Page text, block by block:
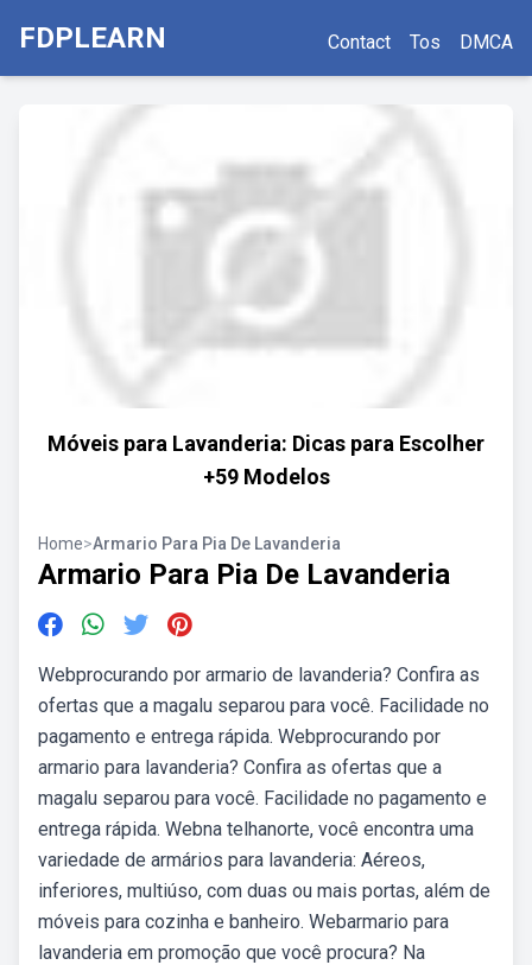
FDPLEARN Contact Tos DMCA
Móveis para Lavanderia: Dicas para Escolher
+59 Modelos
Home>Armario Para Pia De Lavanderia
Armario Para Pia De Lavanderia
Webprocurando por armario de lavanderia? Confira as
ofertas que a magalu separou para você. Facilidade no
pagamento e entrega rápida. Webprocurando por
armario para lavanderia? Confira as ofertas que a
magalu separou para você. Facilidade no pagamento e
entrega rápida. Webna telhanorte, você encontra uma
variedade de armários para lavanderia: Aéreos,
inferiores, multiúso, com duas ou mais portas, além de
móveis para cozinha e banheiro. Webarmario para
lavanderia em promoção que você procura? Na